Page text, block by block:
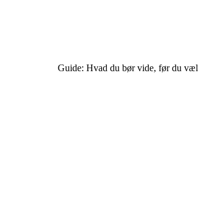
Guide: Hvad du bør vide, før du